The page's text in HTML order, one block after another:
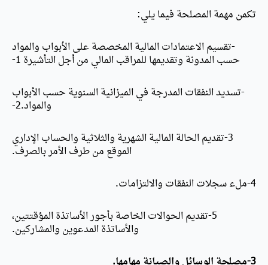
تكمن مهمة المصلحة فيما يلي:
-تقسيم الاعتمادات المالية المخصصة على الأبواب والمواد
حسب المدونة وتقديمها للمراقب المالي من أجل التأشيرة 1-
-تسديد النفقات المدرجة في الميزانية السنوية حسب الأبواب
والمواد.2-
3-تقديم الحالة المالية الشهرية والثلاثية والحساب الإداري
الموقع من طرف الأمر بالصرف.
4-ملء سجلات النفقات والالتزامات.
5-تقديم الحوالات الخاصة بأجور الأساتذة المؤقتتين،
والأساتذة المدعوين والمشاركين.